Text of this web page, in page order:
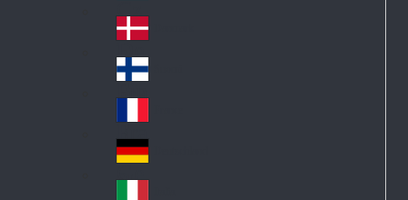
Cz
ec
h
De
nm
ark
Fin
d
Fra
nc
e
Ge